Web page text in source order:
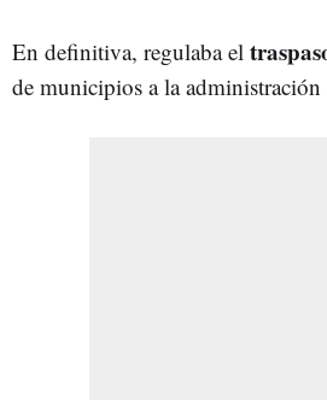
En definitiva, regulaba el
de municipios a la